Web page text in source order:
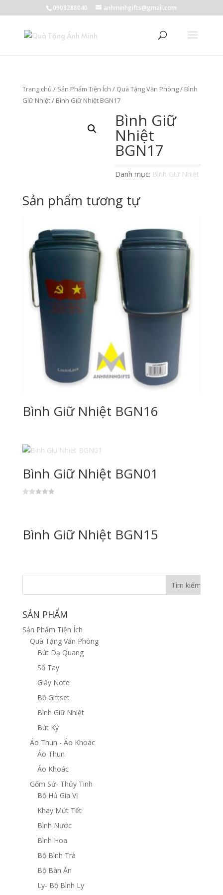
0908288040 anhminhgifts@gmail.com
Trang chủ / Sản Phẩm Tiện Ích / Quà Tặng Văn Phòng/ Bình
Giữ Nhiệt/ Bình Giữ Nhiệt BGN17
Bình Giữ
Nhiệt
BGN17
Danh mục: Bình Giữ Nhiệt
Sản phẩm tương tự
Bình Giữ Nhiệt BGN16
Bình Giữ Nhiệt BGN01
sao
Bình Giữ Nhiệt BGN15
SẢN PHẨM
Sản Phẩm Tiện Ích
Quà Tặng Văn Phòng
Bút Dạ Quang
Sổ Tay
Giấy Note
Bộ Giftset
Bình Giữ Nhiệt
Bút Ký
Áo Thun - Áo Khoác
Áo Thun
Áo Khoác
Gốm Sứ- Thủy Tinh
Bộ Hủ Gia Vị
Khay Mứt Tết
Bình Nước
Bình Hoa
Bộ Bình Trà
Bộ Bàn Ăn
Ly- Bộ Bình Ly